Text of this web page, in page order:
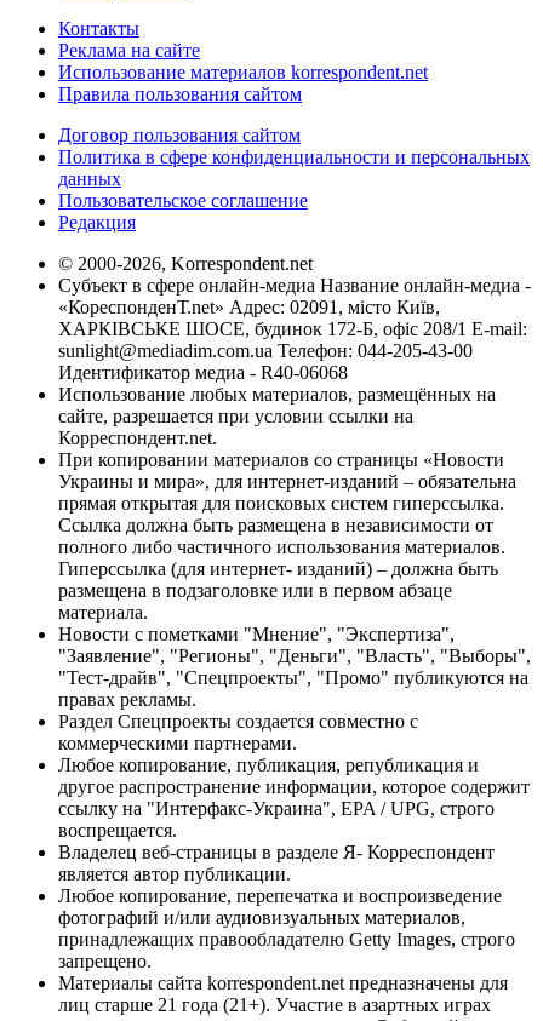
Контакты
Реклама на сайте
Использование материалов korrespondent.net
Правила пользования сайтом
Договор пользования сайтом
Политика в сфере конфиденциальности и персональных
данных
Пользовательское соглашение
Редакция
© 2000-2026, Korrespondent.net
Субъект в сфере онлайн-медиа Название онлайн-медиа -
«КореспонденТ.net» Адрес: 02091, місто Київ,
ХАРКІВСЬКЕ ШОСЕ, будинок 172-Б, офіс 208/1 E-mail:
sunlight@mediadim.com.ua Телефон: 044-205-43-00
Идентификатор медиа - R40-06068
Использование любых материалов, размещённых на
сайте, разрешается при условии ссылки на
Корреспондент.net.
При копировании материалов со страницы «Новости
Украины и мира», для интернет-изданий – обязательна
прямая открытая для поисковых систем гиперссылка.
Ссылка должна быть размещена в независимости от
полного либо частичного использования материалов.
Гиперссылка (для интернет- изданий) – должна быть
размещена в подзаголовке или в первом абзаце
материала.
Новости с пометками "Мнение", "Экспертиза",
"Заявление", "Регионы", "Деньги", "Власть", "Выборы",
"Тест-драйв", "Спецпроекты", "Промо" публикуются на
правах рекламы.
Раздел Спецпроекты создается совместно с
коммерческими партнерами.
Любое копирование, публикация, републикация и
другое распространение информации, которое содержит
ссылку на "Интерфакс-Украина", EPA / UPG, строго
воспрещается.
Владелец веб-страницы в разделе Я- Корреспондент
является автор публикации.
Любое копирование, перепечатка и воспроизведение
фотографий и/или аудиовизуальных материалов,
принадлежащих правообладателю Getty Images, строго
запрещено.
Материалы сайта korrespondent.net предназначены для
лиц старше 21 года (21+). Участие в азартных играх